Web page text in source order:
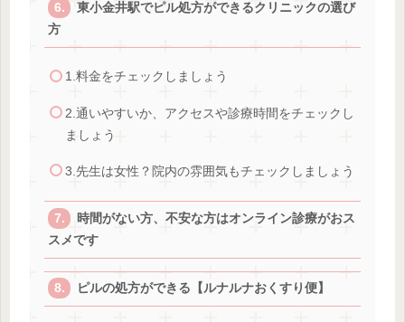
東小金井駅でピル処方ができるクリニックの選び
方
1.料金をチェックしましょう
2.通いやすいか、アクセスや診療時間をチェックし
ましょう
3.先生は女性？院内の雰囲気もチェックしましょう
時間がない方、不安な方はオンライン診療がおス
スメです
ピルの処方ができる【ルナルナおくすり便】